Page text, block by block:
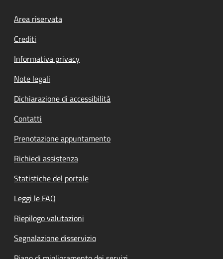
Footer menu
Area riservata
Crediti
Informativa privacy
Note legali
Dichiarazione di accessibilità
Contatti
Prenotazione appuntamento
Richiedi assistenza
Statistiche del portale
Leggi le FAQ
Riepilogo valutazioni
Segnalazione disservizio